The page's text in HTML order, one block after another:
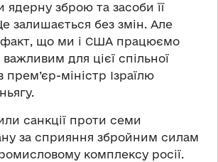
ядерну зброю та засоби її
залишається без змін. Але
факт, що ми і США працюємо
для цієї спільної
прем’єр-міністр Ізраїлю
санкції проти семи
за сприяння збройним силам
комплексу росії.